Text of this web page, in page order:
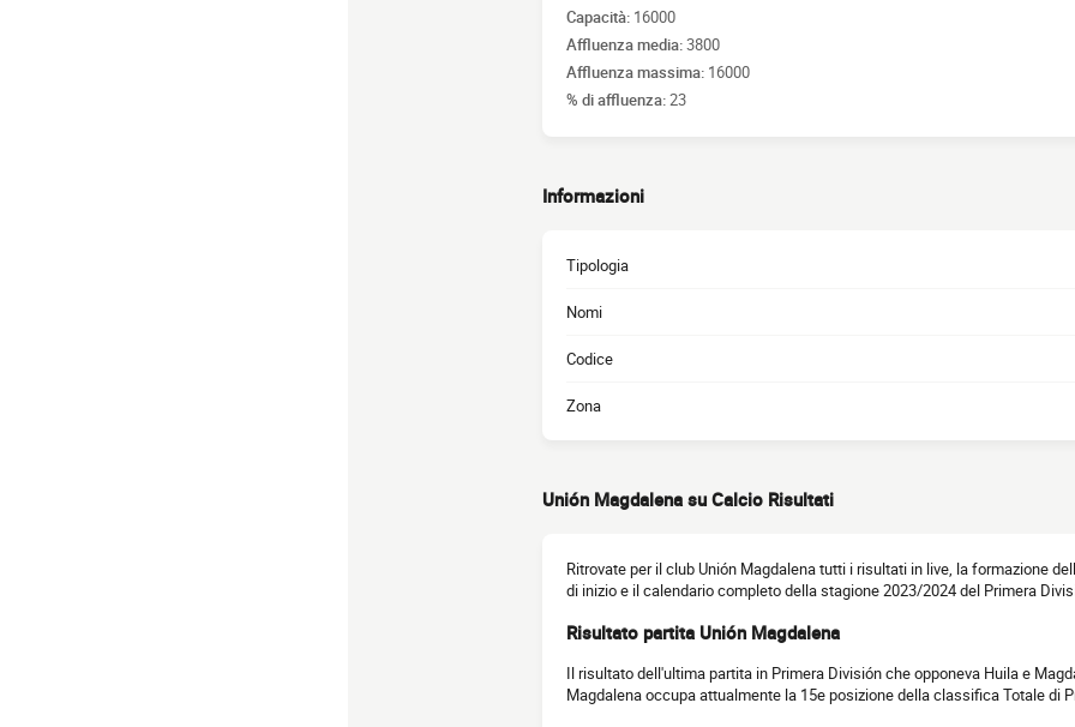
Capacità: 16000
Affluenza media:3800
Affluenza massima: 16000
% di affluenza:23
Informazioni
Tipologia
Nomi
Codice
Zona
Unión Magdalena su Calcio Risultati
Ritrovate per il club Unión Magdalena tutti i risultati in live, la formazione
di inizio e il calendario completo della stagione 2023/2024 del Primera
Risultato partita Unión Magdalena
Il risultato dell'ultima partita in Primera División che opponeva Huila e
Magdalena occupa attualmente la 15e posizione della classifica Totale di